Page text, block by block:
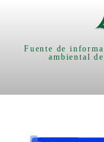
Fuente de
ambiental